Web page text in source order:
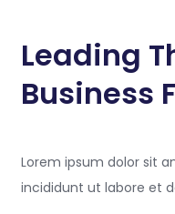
Leading
Business
Lorem ipsum dolor sit
incididunt ut labore et